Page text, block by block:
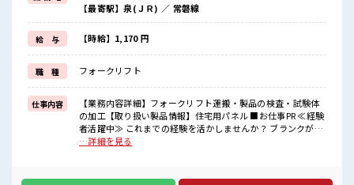
残業はほとんどナシ！
≪髪色自由で自分らしく働く≫
明るすぎたり奇抜でなければ基本的に自由！
(規定有)制服があると毎日の服選びに悩まずOK♪
≪自分に合った期間で働ける≫
福利厚生が整った派遣のお仕事です！
■職場の雰囲気
キバツ過ぎなければ髪色・髪型は自由！
あなたの個性を大事にできます♪
20代活躍中のフレッシュな職場です☆
【最寄駅】泉(ＪＲ) ／ 常磐線
給 与 【時給】1,170 円
職 種 フォークリフト
仕事内容
【業務内容詳細】フォークリフト運搬・製品の検査・試験体
の加工【取り扱い製品情報】住宅用パネル ■お仕事PR ≪経験
者活躍中≫ これまでの経験を活かしませんか？ ブランクがあ
っても大丈夫♪ 経験はちょっとだけ…という方もOK！ ≪プ
く≫ 明るすぎたり奇抜でなければ基本的に自由！ (規定有)制
…詳細を見る